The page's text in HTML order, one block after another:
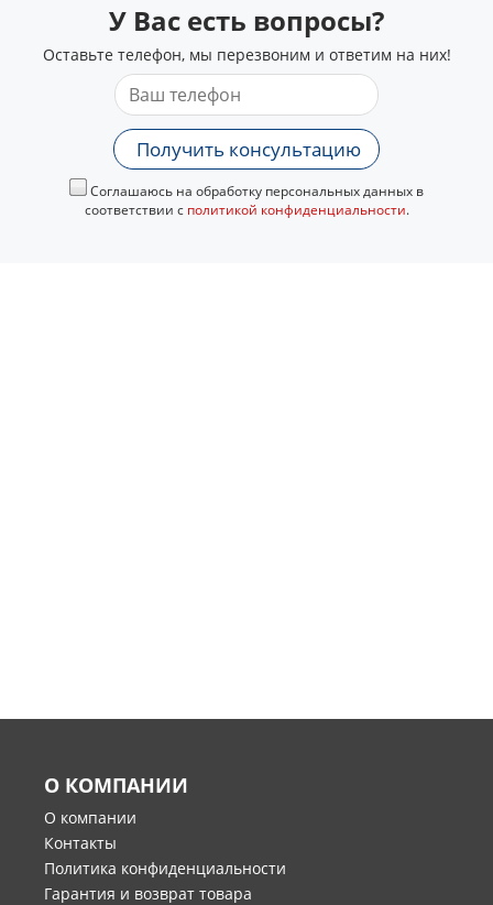
У Вас есть вопросы?
Оставьте телефон, мы перезвоним и ответим на них!
Получить консультацию
Соглашаюсь на обработку персональных данных в
соответствии с политикой конфиденциальности.
О КОМПАНИИ
О компании
Контакты
Политика конфиденциальности
Гарантия и возврат товара